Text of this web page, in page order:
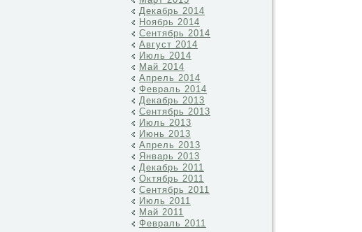
Декабрь 2014
Ноябрь 2014
Сентябрь 2014
Август 2014
Июль 2014
Май 2014
Апрель 2014
Февраль 2014
Декабрь 2013
Сентябрь 2013
Июль 2013
Июнь 2013
Апрель 2013
Январь 2013
Декабрь 2011
Октябрь 2011
Сентябрь 2011
Июль 2011
Май 2011
Февраль 2011